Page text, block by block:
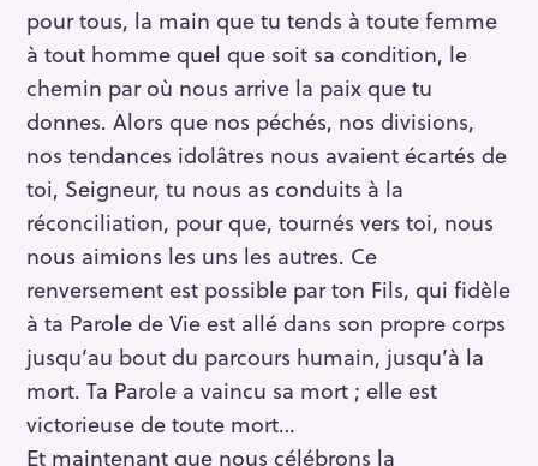
pour tous, la main que tu tends à toute femme
à tout homme quel que soit sa condition, le
chemin par où nous arrive la paix que tu
donnes. Alors que nos péchés, nos divisions,
nos tendances idolâtres nous avaient écartés de
toi, Seigneur, tu nous as conduits à la
réconciliation, pour que, tournés vers toi, nous
nous aimions les uns les autres. Ce
renversement est possible par ton Fils, qui fidèle
à ta Parole de Vie est allé dans son propre corps
jusqu’au bout du parcours humain, jusqu’à la
mort. Ta Parole a vaincu sa mort ; elle est
victorieuse de toute mort…
Et maintenant que nous célébrons la